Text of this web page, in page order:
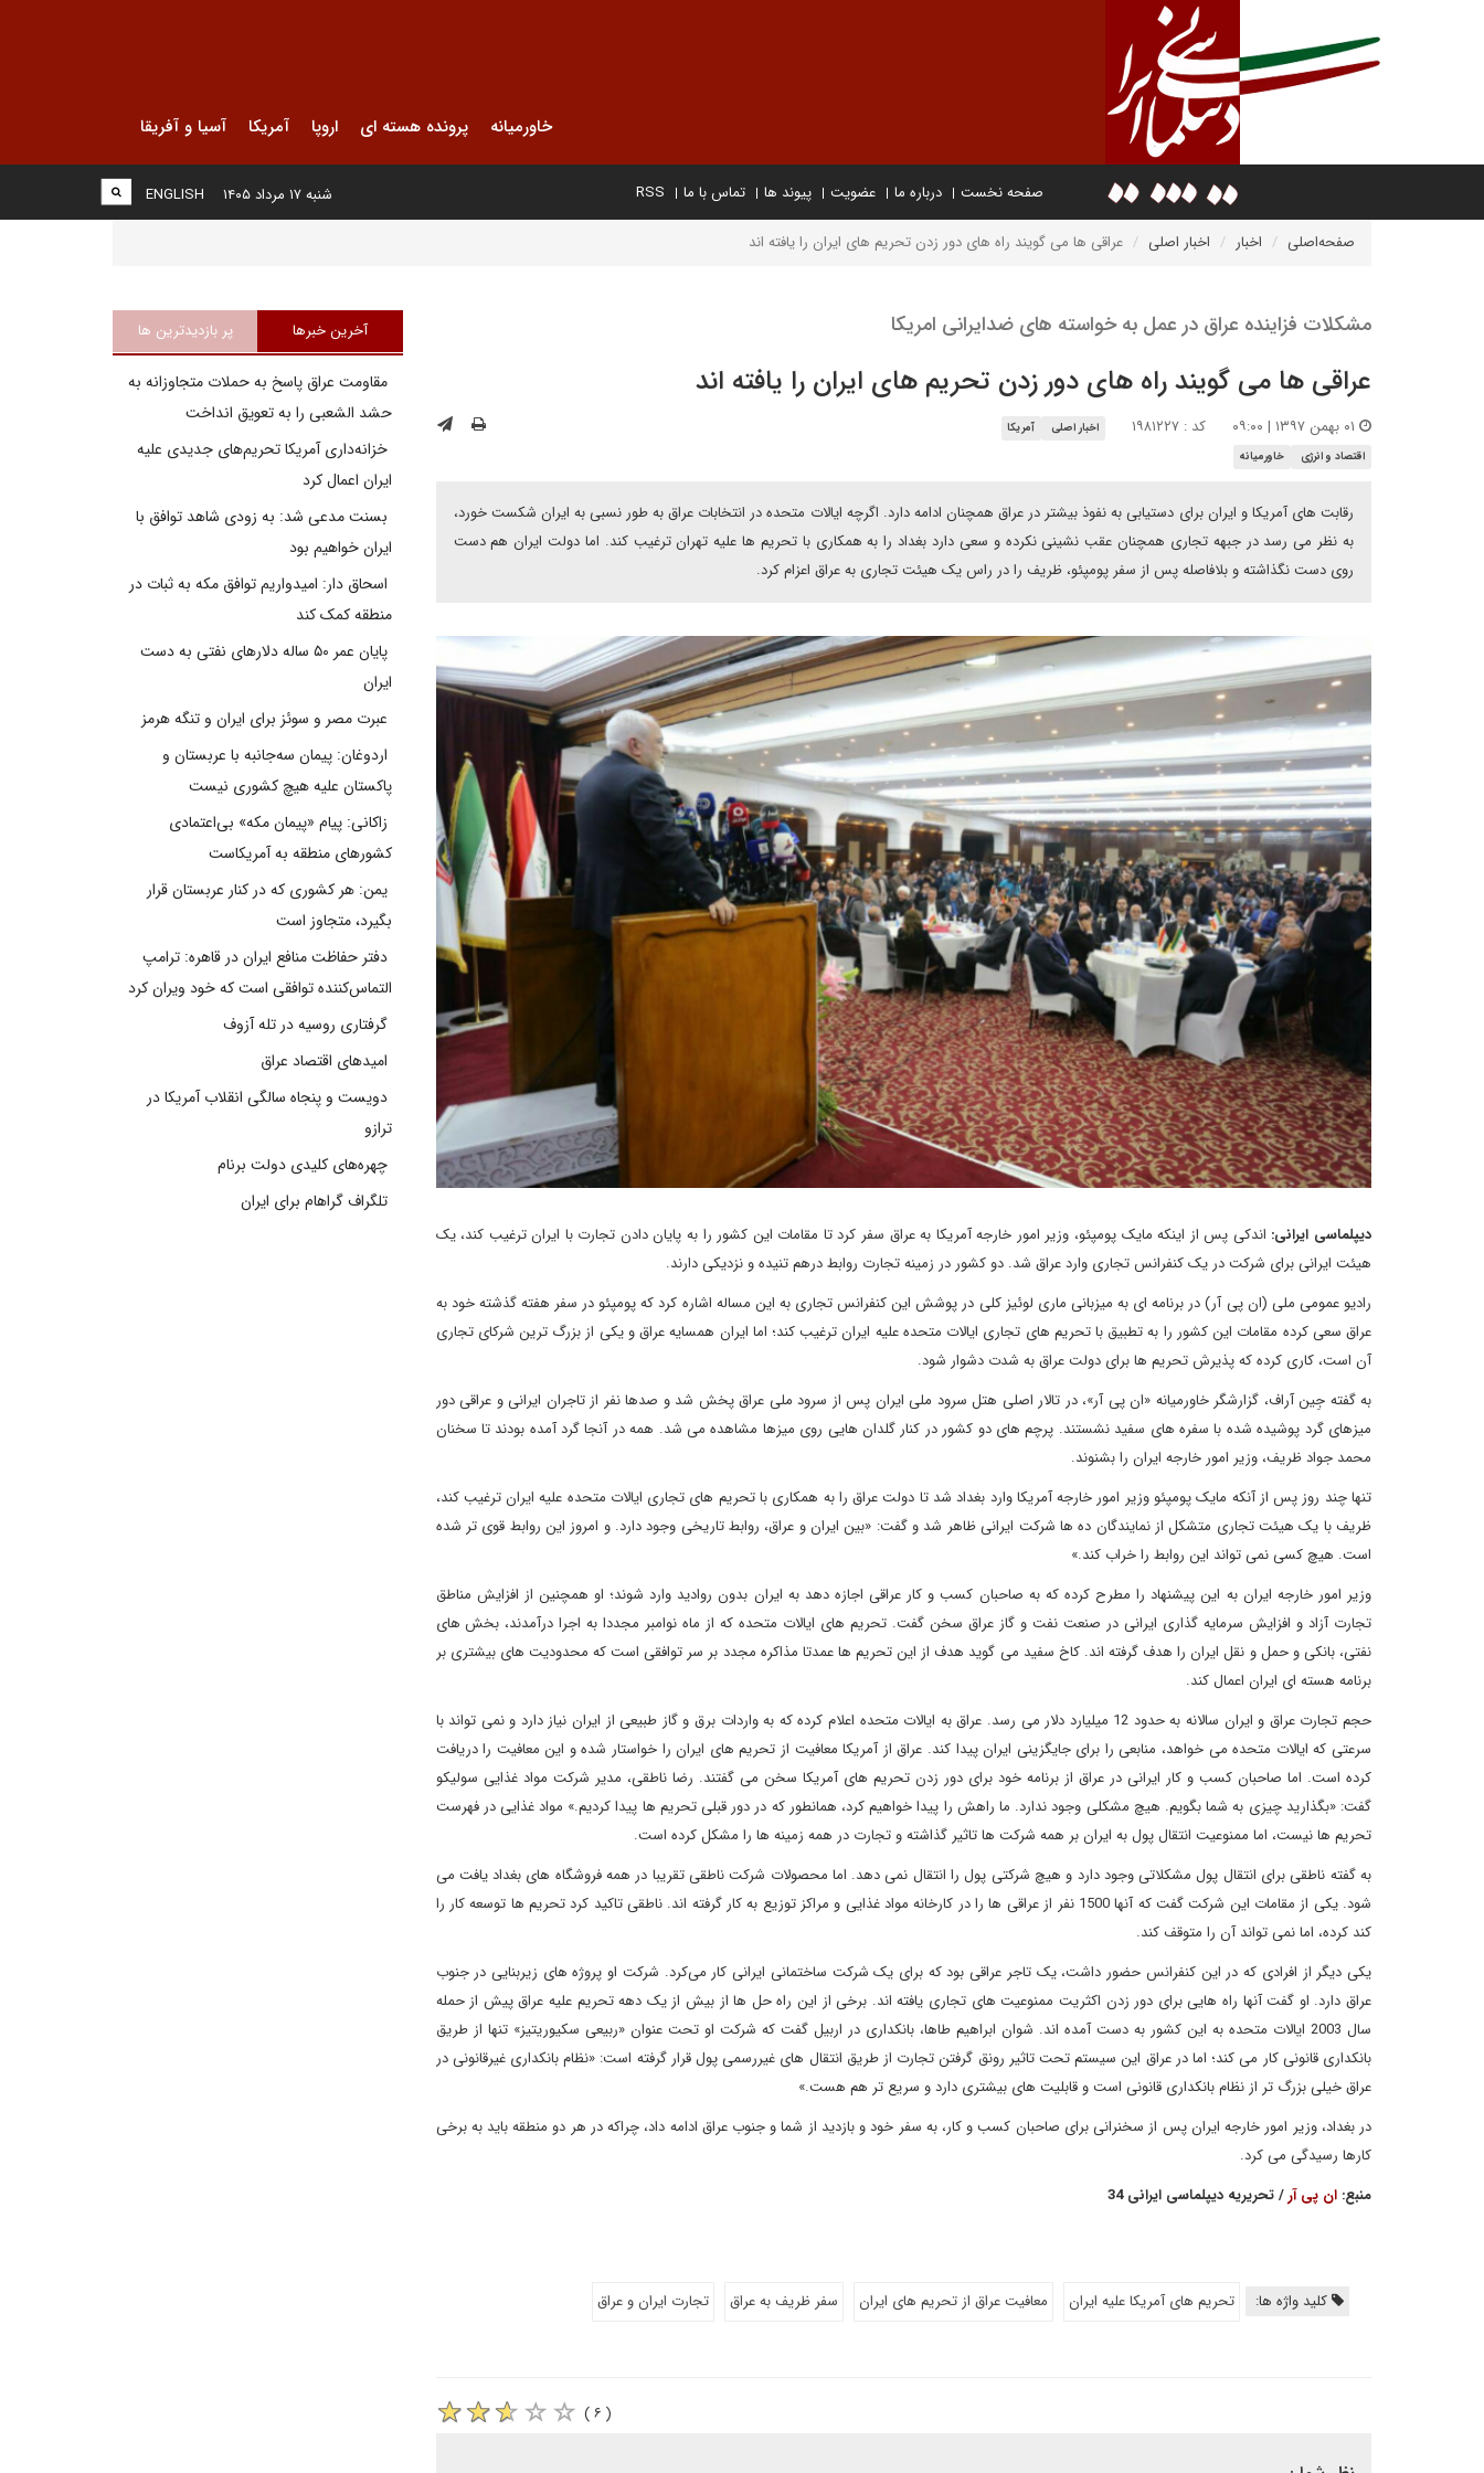
خاورمیانه پرونده هسته ای اروپا آمریکا آسیا و آفریقا
صفحه نخست درباره ما عضویت پیوند ها تماس با ما RSS
ENGLISH شنبه ۱۷ مرداد ۱۴۰۵
صفحه‌اصلی اخبار اخبار اصلی عراقی ها می گویند راه های دور زدن تحریم های ایران را یافته اند
مشکلات فزاینده عراق در عمل به خواسته های ضدایرانی امریکا
عراقی ها می گویند راه های دور زدن تحریم های ایران را یافته اند
کد : ۱۹۸۱۲۲۷ اخبار اصلی
آمریکا
اقتصاد و انرژی
خاورمیانه
رقابت های آمریکا و ایران برای دستیابی به نفوذ بیشتر در عراق همچنان ادامه دارد. اگرچه ایالات متحده در انتخابات عراق به طور نسبی به ایران شکست خورد،
به نظر می رسد در جبهه تجاری همچنان عقب نشینی نکرده و سعی دارد بغداد را به همکاری با تحریم ها علیه تهران ترغیب کند. اما دولت ایران هم دست
روی دست نگذاشته و بلافاصله پس از سفر پومپئو، ظریف را در راس یک هیئت تجاری به عراق اعزام کرد.
دیپلماسی ایرانی: اندکی پس از اینکه مایک پومپئو، وزیر امور خارجه آمریکا به عراق سفر کرد تا مقامات این کشور را به پایان دادن تجارت با ایران ترغیب کند، یک
هیئت ایرانی برای شرکت در یک کنفرانس تجاری وارد عراق شد. دو کشور در زمینه تجارت روابط درهم تنیده و نزدیکی دارند.
رادیو عمومی ملی (ان پی آر) در برنامه ای به میزبانی ماری لوئیز کلی در پوشش این کنفرانس تجاری به این مساله اشاره کرد که پومپئو در سفر هفته گذشته خود به
عراق سعی کرده مقامات این کشور را به تطبیق با تحریم های تجاری ایالات متحده علیه ایران ترغیب کند؛ اما ایران همسایه عراق و یکی از بزرگ ترین شرکای تجاری
آن است، کاری کرده که پذیرش تحریم ها برای دولت عراق به شدت دشوار شود.
به گفته جِین آراف، گزارشگر خاورمیانه «ان پی آر»، در تالار اصلی هتل سرود ملی ایران پس از سرود ملی عراق پخش شد و صدها نفر از تاجران ایرانی و عراقی دور
میزهای گرد پوشیده شده با سفره های سفید نشستند. پرچم های دو کشور در کنار گلدان هایی روی میزها مشاهده می شد. همه در آنجا گرد آمده بودند تا سخنان
محمد جواد ظریف، وزیر امور خارجه ایران را بشنوند.
تنها چند روز پس از آنکه مایک پومپئو وزیر امور خارجه آمریکا وارد بغداد شد تا دولت عراق را به همکاری با تحریم های تجاری ایالات متحده علیه ایران ترغیب کند،
ظریف با یک هیئت تجاری متشکل از نمایندگان ده ها شرکت ایرانی ظاهر شد و گفت: «بین ایران و عراق، روابط تاریخی وجود دارد. و امروز این روابط قوی تر شده
است. هیچ کسی نمی تواند این روابط را خراب کند.»
وزیر امور خارجه ایران به این پیشنهاد را مطرح کرده که به صاحبان کسب و کار عراقی اجازه دهد به ایران بدون روادید وارد شوند؛ او همچنین از افزایش مناطق
تجارت آزاد و افزایش سرمایه گذاری ایرانی در صنعت نفت و گاز عراق سخن گفت. تحریم های ایالات متحده که از ماه نوامبر مجددا به اجرا درآمدند، بخش های
نفتی، بانکی و حمل و نقل ایران را هدف گرفته اند. کاخ سفید می گوید هدف از این تحریم ها عمدتا مذاکره مجدد بر سر توافقی است که محدودیت های بیشتری بر
برنامه هسته ای ایران اعمال کند.
حجم تجارت عراق و ایران سالانه به حدود 12 میلیارد دلار می رسد. عراق به ایالات متحده اعلام کرده که به واردات برق و گاز طبیعی از ایران نیاز دارد و نمی تواند با
سرعتی که ایالات متحده می خواهد، منابعی را برای جایگزینی ایران پیدا کند. عراق از آمریکا معافیت از تحریم های ایران را خواستار شده و این معافیت را دریافت
کرده است. اما صاحبان کسب و کار ایرانی در عراق از برنامه خود برای دور زدن تحریم های آمریکا سخن می گفتند. رضا ناطقی، مدیر شرکت مواد غذایی سولیکو
گفت: «بگذارید چیزی به شما بگویم. هیچ مشکلی وجود ندارد. ما راهش را پیدا خواهیم کرد، همانطور که در دور قبلی تحریم ها پیدا کردیم.» مواد غذایی در فهرست
تحریم ها نیست، اما ممنوعیت انتقال پول به ایران بر همه شرکت ها تاثیر گذاشته و تجارت در همه زمینه ها را مشکل کرده است.
به گفته ناطقی برای انتقال پول مشکلاتی وجود دارد و هیچ شرکتی پول را انتقال نمی دهد. اما محصولات شرکت ناطقی تقریبا در همه فروشگاه های بغداد یافت می
شود. یکی از مقامات این شرکت گفت که آنها 1500 نفر از عراقی ها را در کارخانه مواد غذایی و مراکز توزیع به کار گرفته اند. ناطقی تاکید کرد تحریم ها توسعه کار را
کند کرده، اما نمی تواند آن را متوقف کند.
یکی دیگر از افرادی که در این کنفرانس حضور داشت، یک تاجر عراقی بود که برای یک شرکت ساختمانی ایرانی کار می‌کرد. شرکت او پروژه های زیربنایی در جنوب
عراق دارد. او گفت آنها راه هایی برای دور زدن اکثریت ممنوعیت های تجاری یافته اند. برخی از این راه حل ها از بیش از یک دهه تحریم علیه عراق پیش از حمله
سال 2003 ایالات متحده به این کشور به دست آمده اند. شوان ابراهیم طاها، بانکداری در اربیل گفت که شرکت او تحت عنوان «ربیعی سکیوریتیز» تنها از طریق
بانکداری قانونی کار می کند؛ اما در عراق این سیستم تحت تاثیر رونق گرفتن تجارت از طریق انتقال های غیررسمی پول قرار گرفته است: «نظام بانکداری غیرقانونی در
عراق خیلی بزرگ تر از نظام بانکداری قانونی است و قابلیت های بیشتری دارد و سریع تر هم هست.»
در بغداد، وزیر امور خارجه ایران پس از سخنرانی برای صاحبان کسب و کار، به سفر خود و بازدید از شما و جنوب عراق ادامه داد، چراکه در هر دو منطقه باید به برخی
کارها رسیدگی می کرد.
منبع: ان پی آر/ تحریریه دیپلماسی ایرانی 34
کلید واژه ها: تحریم های آمریکا علیه ایران معافیت عراق از تحریم های ایران سفر ظریف به عراق تجارت ایران و عراق
( ۶ )
آخرین خبرها پر بازدیدترین ها
مقاومت عراق پاسخ به حملات متجاوزانه به
حشد الشعبی را به تعویق انداخت
خزانه‌داری آمریکا تحریم‌های جدیدی علیه
ایران اعمال کرد
بسنت مدعی شد: به زودی شاهد توافق با
ایران خواهیم بود
اسحاق دار: امیدواریم توافق مکه به ثبات در
منطقه کمک کند
پایان عمر ۵۰ ساله دلارهای نفتی به دست
ایران
عبرت مصر و سوئز برای ایران و تنگه هرمز
اردوغان: پیمان سه‌جانبه با عربستان و
پاکستان علیه هیچ کشوری نیست
زاکانی: پیام «پیمان مکه» بی‌اعتمادی
کشورهای منطقه به آمریکاست
یمن: هر کشوری که در کنار عربستان قرار
بگیرد، متجاوز است
دفتر حفاظت منافع ایران در قاهره: ترامپ
التماس‌کننده توافقی است که خود ویران کرد
گرفتاری روسیه در تله آزوف
امیدهای اقتصاد عراق
دویست و پنجاه سالگی انقلاب آمریکا در
ترازو
چهره‌های کلیدی دولت برنام
تلگراف گراهام برای ایران